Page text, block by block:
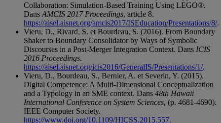
Collaboration: Simulation-Based Training Using LEGO®.
Dans AMCIS 2017 Proceedings, article 8.
https://aisel.aisnet.org/amcis2017/ISEducation/Presentations/8/.
Vieru, D., Rivard, S. et Bourdeau, S. (2016). From Boundary
Shaker to Boundary Consolidator by Ways of Symbolic
Discourses in a Post-Merger Integration Context. Dans ICIS
2016 Proceedings.
https://aisel.aisnet.org/icis2016/GeneralIS/Presentations/1/.
Vieru, D., Bourdeau, S., Bernier, A. et Severin, Y. (2015).
Digital Competence: A Multi-Dimensional Conceptualization
and a Typology in an SME context. Dans 48th Hawaii
International Conference on System Sciences, (p. 4681-4690).
IEEE Computer Society.
https://www.doi.org/10.1109/HICSS.2015.557.